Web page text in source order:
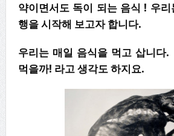
약이면서도 독이 되는 음식 ! 우
행을 시작해 보고자 합니다.
우리는 매일 음식을 먹고 삽니
먹을까! 라고 생각도 하지요.